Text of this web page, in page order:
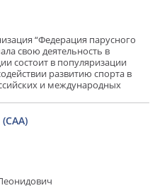
“Федерация парусного
свою деятельность в
состоит в популяризации
развитию спорта в
и международных